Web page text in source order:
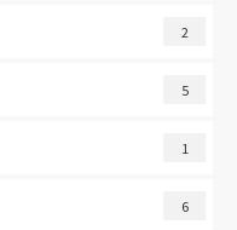
2
5
1
6